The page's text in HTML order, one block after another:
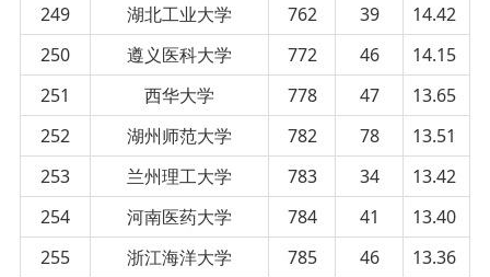
249
湖北工业大学 762 39
14.42
250
遵义医科大学 772 46
14.15
251
西华大学 778 47
13.65
252
湖州师范大学 782 78
13.51
253
兰州理工大学 783 34
13.42
254
河南医药大学 784 41
13.40
255
浙江海洋大学 785 46
13.36